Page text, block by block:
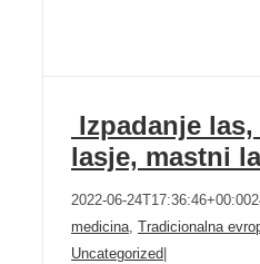
Izpadanje
lasje, mastni
2022-06-24T17:36:46+00:00
medicina, Tradicionalna
Uncategorized